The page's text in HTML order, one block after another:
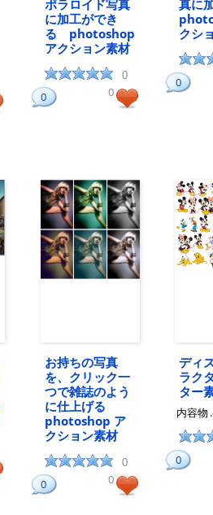
ポラロイド写真
に加工ができ
る photoshop
アクション素材
0
0 0
真に
クシ
0
お持ちの写真
を、クリック一
つで雑誌のよう
に仕上げる
photoshop ア
クション素材
0
0 0
ディ
ラク
ター
内容物
0